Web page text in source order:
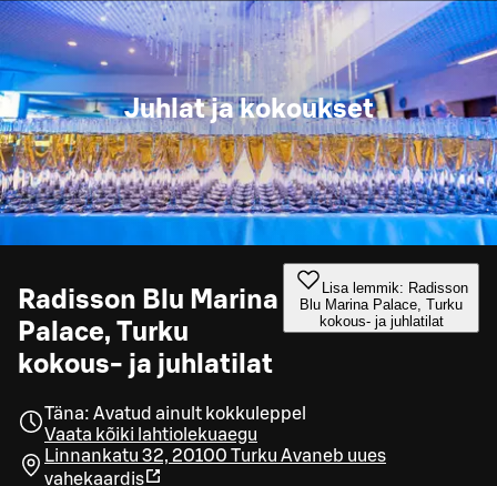
Juhlat ja kokoukset
Radisson Blu Marina
Palace, Turku
kokous- ja juhlatilat
Lisa lemmik: Radisson
Blu Marina Palace, Turku
kokous- ja juhlatilat
Täna: Avatud ainult kokkuleppel
Vaata kõiki lahtiolekuaegu
Linnankatu 32, 20100 Turku Avaneb uues
vahekaardis